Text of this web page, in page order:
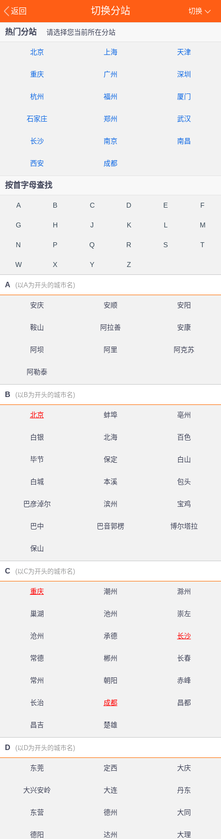
返回 切换
切换分站
热门分站 请选择您当前所在分站
北京 上海 天津
重庆 广州 深圳
杭州 福州 厦门
石家庄 郑州 武汉
长沙 南京 南昌
西安 成都
按首字母查找
A B C D E F
G H J K L M
N P Q R S T
W X Y Z
A (以A为开头的城市名)
安庆 安顺 安阳
鞍山 阿拉善 安康
阿坝 阿里 阿克苏
阿勒泰
B (以B为开头的城市名)
北京 蚌埠 亳州
白银 北海 百色
毕节 保定 白山
白城 本溪 包头
巴彦淖尔 滨州 宝鸡
巴中 巴音郭楞 博尔塔拉
保山
C (以C为开头的城市名)
重庆 潮州 滁州
巢湖 池州 崇左
沧州 承德 长沙
常德 郴州 长春
常州 朝阳 赤峰
长治 成都 昌都
昌吉 楚雄
D (以D为开头的城市名)
东莞 定西 大庆
大兴安岭 大连 丹东
东营 德州 大同
德阳 达州 大理